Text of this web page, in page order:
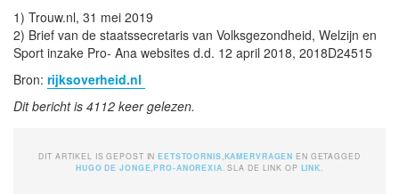
1) Trouw.nl, 31 mei 2019
2) Brief van de staatssecretaris van Volksgezondheid, Welzijn en
Sport inzake Pro- Ana websites d.d. 12 april 2018, 2018D24515
Bron: rijksoverheid.nl
Dit bericht is 4112 keer gelezen.
DIT ARTIKEL IS GEPOST INEETSTOORNIS KAMERVRAGEN EN GETAGGED
HUGO DE JONGE ,PRO-ANOREXIA . SLA DE LINK OP LINK